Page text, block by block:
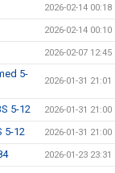
2026-02-14 00:18
2026-02-14 00:10
2026-02-07 12:45
5-
2026-01-31 21:01
5-12 2026-01-31 21:00
5-12 2026-01-31 21:00
2026-01-23 23:31